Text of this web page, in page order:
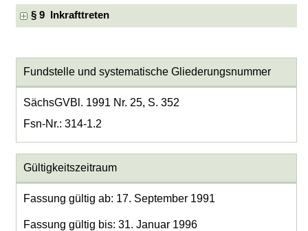
§ 9 Inkrafttreten
Fundstelle und systematische Gliederungsnummer
SächsGVBl. 1991 Nr. 25, S. 352
Fsn-Nr.: 314-1.2
Gültigkeitszeitraum
Fassung gültig ab: 17. September 1991
Fassung gültig bis: 31. Januar 1996